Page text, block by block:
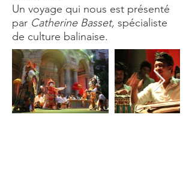
Un voyage qui nous est présenté
par Catherine Basset, spécialiste
de culture balinaise.